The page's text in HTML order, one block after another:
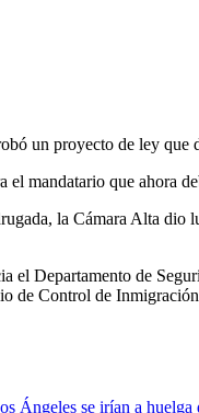
un proyecto de ley que
mandatario que ahora
la Cámara Alta
el Departamento de
de Control de
Ángeles se irían a